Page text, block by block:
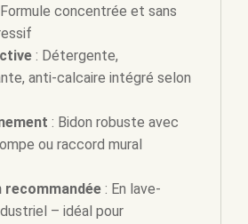
concentrée et sans
: Détergente,
anti-calcaire intégré selon
: Bidon robuste avec
ou raccord mural
: En lave-
– idéal pour